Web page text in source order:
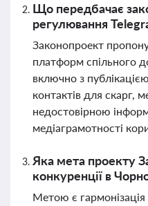
Що передбачає
регулювання
Законопроект
платформ спільного
включно з
контактів для скарг,
недостовірною
медіаграмотності
Яка мета проекту
конкуренції в
Метою є гармонізація